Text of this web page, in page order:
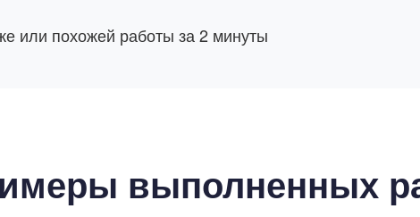
или похожей работы за 2 минуты
выполненных